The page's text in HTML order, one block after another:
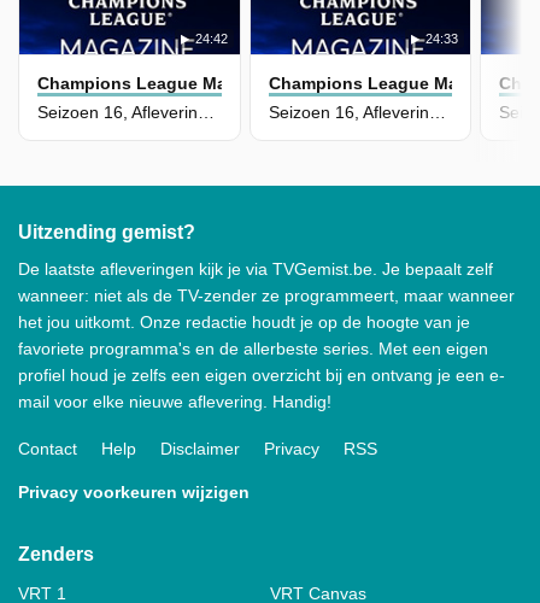
24:42
Champions League Magazine
24:33
Champions League Magazine
Uitzending gemist?
De laatste afleveringen kijk je via TVGemist.be. Je bepaalt zelf
wanneer: niet als de TV-zender ze programmeert, maar wanneer
het jou uitkomt. Onze redactie houdt je op de hoogte van je
favoriete programma's en de allerbeste series. Met een eigen
profiel houd je zelfs een eigen overzicht bij en ontvang je een e-
mail voor elke nieuwe aflevering. Handig!
Contact Help Disclaimer Privacy RSS
Privacy voorkeuren wijzigen
Zenders
VRT 1
VRT Canvas